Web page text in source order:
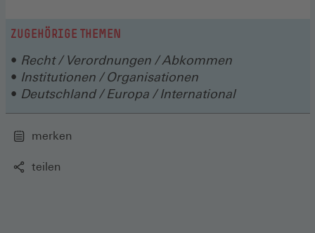
ZUGEHÖRIGE THEMEN
Recht / Verordnungen / Abkommen
Institutionen / Organisationen
Deutschland / Europa / International
merken
teilen